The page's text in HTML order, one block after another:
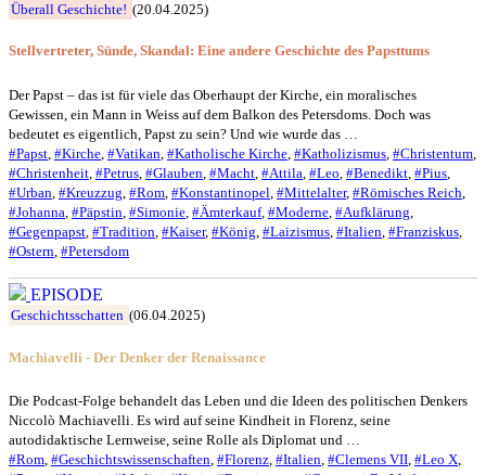
Überall Geschichte! (20.04.2025)
Stellvertreter, Sünde, Skandal: Eine andere Geschichte des Papsttums
Der Papst – das ist für viele das Oberhaupt der Kirche, ein moralisches
Gewissen, ein Mann in Weiss auf dem Balkon des Petersdoms. Doch was
bedeutet es eigentlich, Papst zu sein? Und wie wurde das …
#Papst #Kirche #Vatikan #Katholische Kirche #Katholizismus #Christentum
#Christenheit #Petrus #Glauben #Macht #Attila #Leo #Benedikt #Pius
#Urban #Kreuzzug #Rom #Konstantinopel #Mittelalter, #Römisches Reich
#Johanna #Päpstin #Simonie #Ämterkauf, #Moderne #Aufklärung
#Gegenpapst #Tradition #Kaiser, #König #Laizismus #Italien #Franziskus
#Ostern #Petersdom
EPISODE
Geschichtsschatten (06.04.2025)
Machiavelli - Der Denker der Renaissance
Die Podcast-Folge behandelt das Leben und die Ideen des politischen Denkers
Niccolò Machiavelli. Es wird auf seine Kindheit in Florenz, seine
autodidaktische Lernweise, seine Rolle als Diplomat und …
#Rom #Geschichtswissenschaften #Florenz #Italien #Clemens VII #Leo X